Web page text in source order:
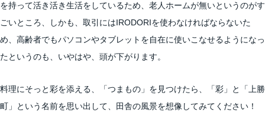
を持って活き活き生活をしているため、老人ホームが無いというのがす
ごいところ、しかも、取引にはIRODORIを使わなければならないた
め、高齢者でもパソコンやタブレットを自在に使いこなせるようになっ
たというのも、いやはや、頭が下がります。
料理にそっと彩を添える、「つまもの」を見つけたら、「彩」と「上勝
町」という名前を思い出して、田舎の風景を想像してみてください！